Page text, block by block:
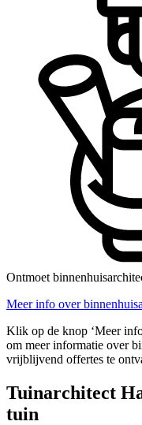
Ontmoet
Meer info over
Klik op de knop ‘Meer
om meer informatie over
vrijblijvend offertes te
Tuinarchitect
tuin